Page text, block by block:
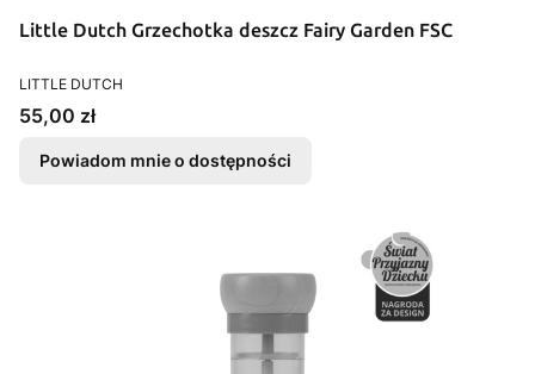
Little Dutch Grzechotka deszcz Fairy Garden FSC
PRODUCENT
LITTLE DUTCH
Cena
55,00 zł
Powiadom mnie o dostępności